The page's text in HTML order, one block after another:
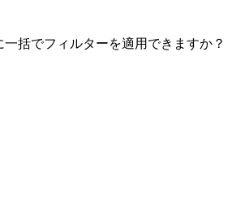
括でフィルターを適用できますか？